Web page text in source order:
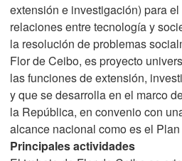
extensión e investigación) para
relaciones entre tecnología y
la resolución de problemas
Flor de Ceibo, es proyecto
las funciones de extensión,
y que se desarrolla en el marco
la República, en convenio con
alcance nacional como es el
Principales actividades